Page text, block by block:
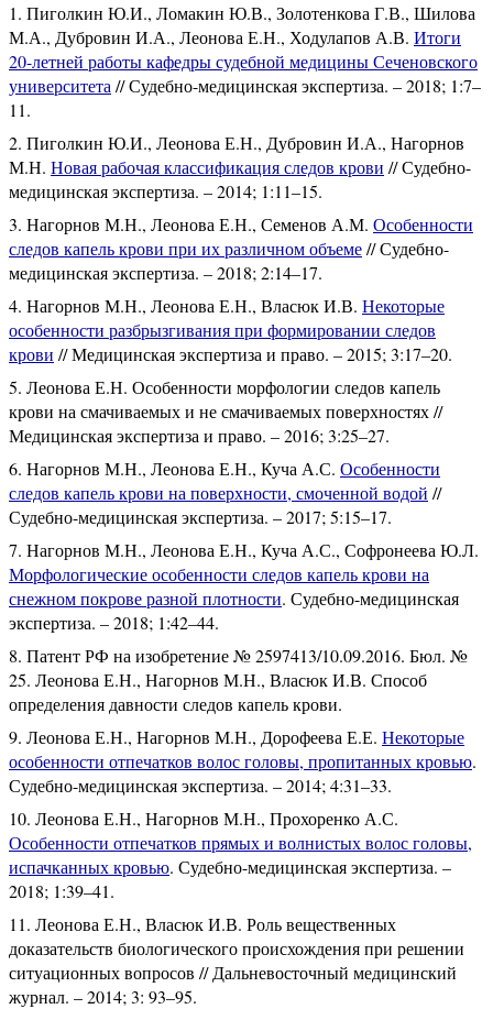
Пиголкин Ю.И., Ломакин Ю.В., Золотенкова Г.В., Шилова
М.А., Дубровин И.А., Леонова Е.Н., Ходулапов А.В. Итоги
20-летней работы кафедры судебной медицины Сеченовского
университета // Судебно-медицинская экспертиза. – 2018; 1:7–
11.
Пиголкин Ю.И., Леонова Е.Н., Дубровин И.А., Нагорнов
М.Н. Новая рабочая классификация следов крови // Судебно-
медицинская экспертиза. – 2014; 1:11–15.
Нагорнов М.Н., Леонова Е.Н., Семенов А.М. Особенности
следов капель крови при их различном объеме// Судебно-
медицинская экспертиза. – 2018; 2:14–17.
Нагорнов М.Н., Леонова Е.Н., Власюк И.В. Некоторые
особенности разбрызгивания при формировании следов
крови // Медицинская экспертиза и право. – 2015; 3:17–20.
Леонова Е.Н. Особенности морфологии следов капель
крови на смачиваемых и не смачиваемых поверхностях //
Медицинская экспертиза и право. – 2016; 3:25–27.
Нагорнов М.Н., Леонова Е.Н., Куча А.С. Особенности
следов капель крови на поверхности, смоченной водой //
Судебно-медицинская экспертиза. – 2017; 5:15–17.
Нагорнов М.Н., Леонова Е.Н., Куча А.С., Софронеева Ю.Л.
Морфологические особенности следов капель крови на
снежном покрове разной плотности. Судебно-медицинская
экспертиза. – 2018; 1:42–44.
Патент РФ на изобретение № 2597413/10.09.2016. Бюл. №
25. Леонова Е.Н., Нагорнов М.Н., Власюк И.В. Способ
определения давности следов капель крови.
Леонова Е.Н., Нагорнов М.Н., Дорофеева Е.Е. Некоторые
особенности отпечатков волос головы, пропитанных кровью.
Судебно-медицинская экспертиза. – 2014; 4:31–33.
Леонова Е.Н., Нагорнов М.Н., Прохоренко А.С.
Особенности отпечатков прямых и волнистых волос головы,
испачканных кровью. Судебно-медицинская экспертиза. –
2018; 1:39–41.
Леонова Е.Н., Власюк И.В. Роль вещественных
доказательств биологического происхождения при решении
ситуационных вопросов // Дальневосточный медицинский
журнал. – 2014; 3: 93–95.